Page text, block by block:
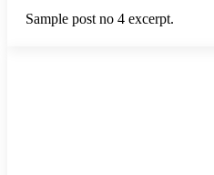
Sample post no 4 excerpt.